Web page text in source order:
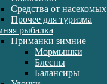
Средства от насекомых
Прочее для туризма
рыбалка
Приманки зимние
Мормышки
Блесны
Балансиры